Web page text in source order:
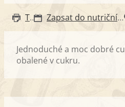
Tisk Zapsat do nutričního diáře
Jednoduché a moc dobré
obalené v cukru.